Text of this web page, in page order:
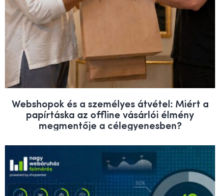
Webshopok és a személyes átvétel: Miért a
papírtáska az offline vásárlói élmény
megmentője a célegyenesben?